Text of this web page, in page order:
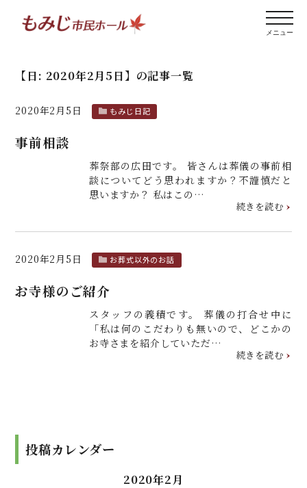
【日: 2020年2月5日】 の記事一覧
2020年2月5日 もみじ日記
事前相談
葬祭部の広田です。 皆さんは葬儀の事前相
談についてどう思われますか？不謹慎だと
思いますか？ 私はこの…
続きを読む
2020年2月5日 お葬式以外のお話
お寺様のご紹介
スタッフの義積です。 葬儀の打合せ中に
「私は何のこだわりも無いので、どこかの
お寺さまを紹介していただ…
続きを読む
投稿カレンダー
2020年2月